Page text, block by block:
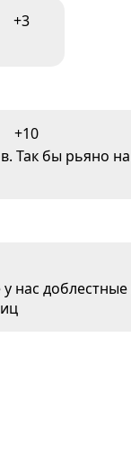
+3
+10
Так бы рьяно
у нас